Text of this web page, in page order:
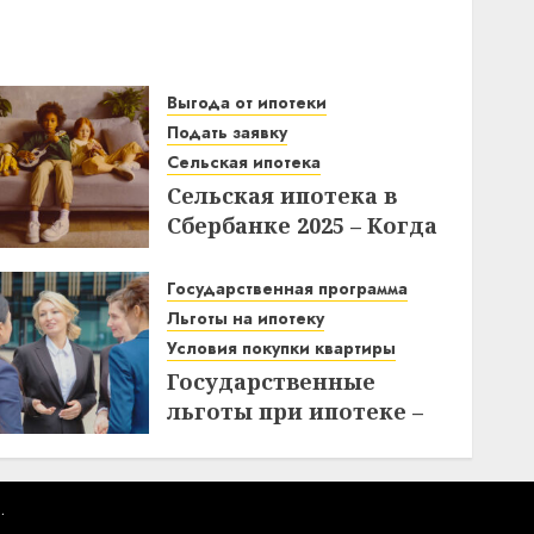
Выгода от ипотеки
Подать заявку
Сельская ипотека
Сельская ипотека в
Сбербанке 2025 – Когда
получить выгоду?
03.12.2025
Государственная программа
Льготы на ипотеку
Условия покупки квартиры
Государственные
льготы при ипотеке –